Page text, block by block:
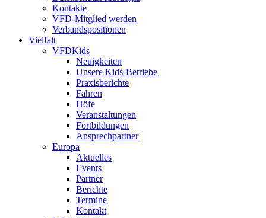
Kontakte
VFD-Mitglied werden
Verbandspositionen
Vielfalt
VFDKids
Neuigkeiten
Unsere Kids-Betriebe
Praxisberichte
Fahren
Höfe
Veranstaltungen
Fortbildungen
Ansprechpartner
Europa
Aktuelles
Events
Partner
Berichte
Termine
Kontakt